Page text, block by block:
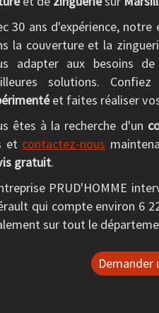
30 ans d'expérience,
la couverture et la
adapter aux besoins
solutions.
et faites réaliser
êtes à la recherche d'un
et contactez-nous
gratuit.
PRUD'HOMME
qui compte environ 6
sur tout le
Demander